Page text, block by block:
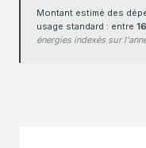
Montant estimé des
usage standard : entre
énergies indexés sur